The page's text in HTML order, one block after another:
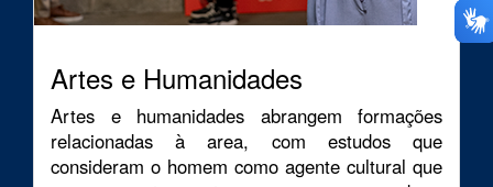
Artes e Humanidades
Artes e humanidades abrangem formações
relacionadas à area, com estudos que
consideram o homem como agente cultural que